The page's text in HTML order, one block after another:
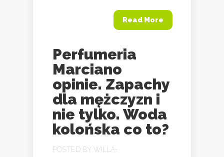
Read More
Perfumeria
Marciano
opinie. Zapachy
dla mężczyzn i
nie tylko. Woda
kolońska co to?
POSTED BY WILLA-